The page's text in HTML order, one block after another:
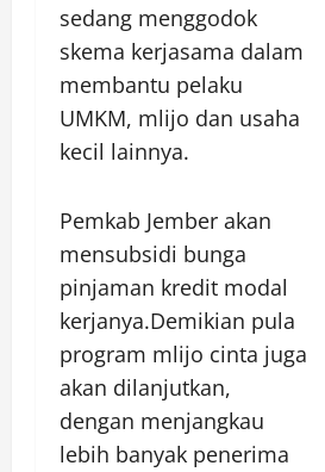
sedang menggodok
skema kerjasama dalam
membantu pelaku
UMKM, mlijo dan usaha
kecil lainnya.
Pemkab Jember akan
mensubsidi bunga
pinjaman kredit modal
kerjanya.Demikian pula
program mlijo cinta juga
akan dilanjutkan,
dengan menjangkau
lebih banyak penerima